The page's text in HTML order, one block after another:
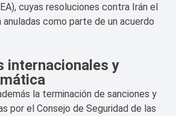
cuyas resoluciones contra Irán el
anuladas como parte de un acuerdo
internacionales y
la terminación de sanciones y
por el Consejo de Seguridad de las